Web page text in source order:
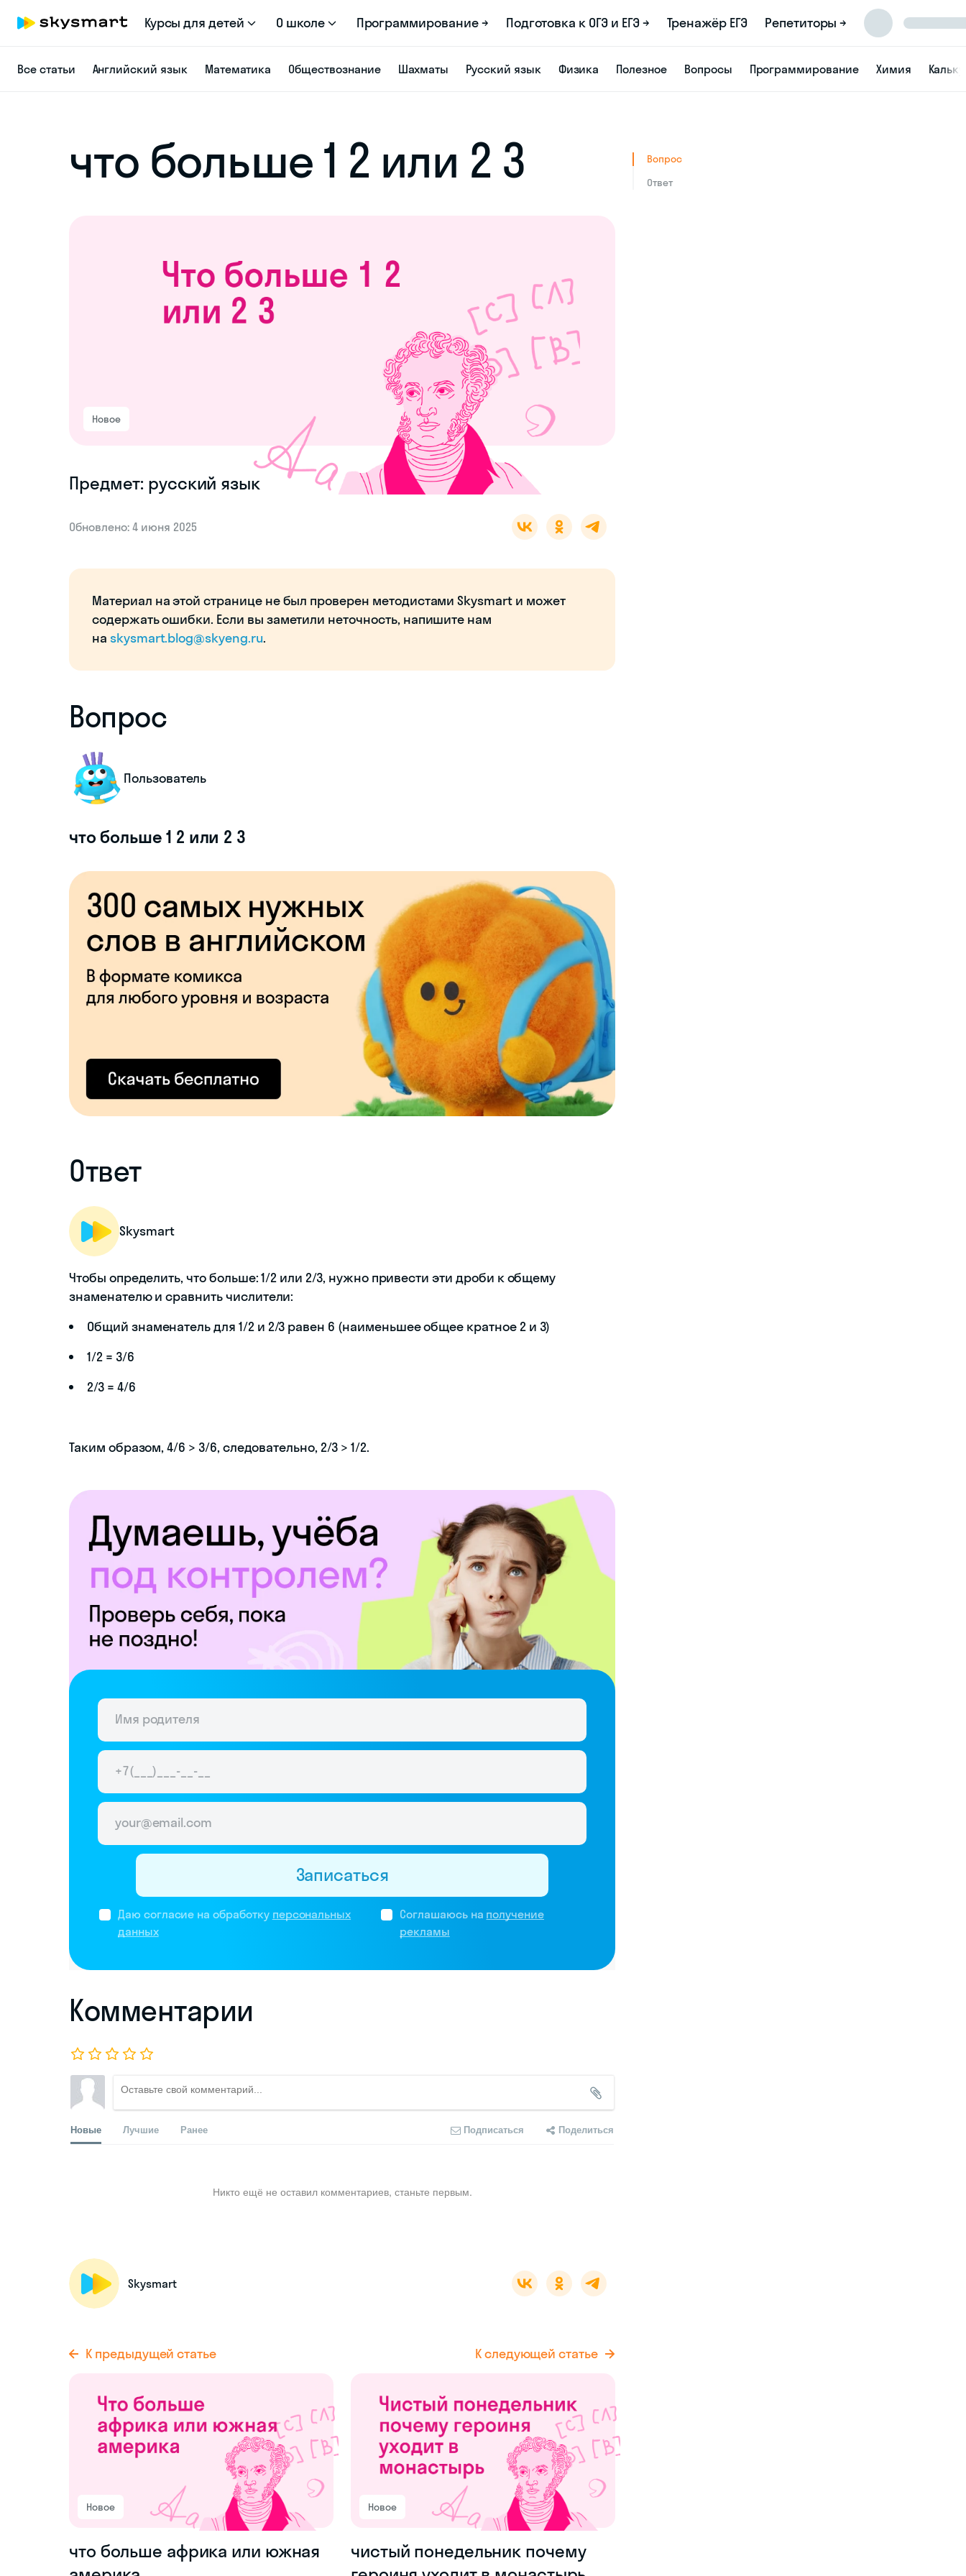
Курсы для детей О школе Программирование → Подготовка к ОГЭ и ЕГЭ → Тренажёр ЕГЭ Репетиторы →
Все статьи Английский язык Математика Обществознание Шахматы Русский язык Физика Полезное Вопросы Программирование Химия
что больше 1 2 или 2 3
Новое
Предмет: русский язык
Обновлено: 4 июня 2025
Материал на этой странице не был проверен методистами Skysmart и может
содержать ошибки. Если вы заметили неточность, напишите нам
на skysmart.blog@skyeng.ru.
Вопрос
Пользователь
что больше 1 2 или 2 3
Ответ
Skysmart
Чтобы определить, что больше: 1/2 или 2/3, нужно привести эти дроби к общему
знаменателю и сравнить числители:
Общий знаменатель для 1/2 и 2/3 равен 6 (наименьшее общее кратное 2 и 3)
1/2 = 3/6
2/3 = 4/6
Таким образом, 4/6 > 3/6, следовательно, 2/3 > 1/2.
Даю согласие на обработку персональных
данных
Соглашаюсь на получение
рекламы
Записаться
Комментарии
Новые Лучшие Ранее Подписаться Поделиться
Никто ещё не оставил комментариев, станьте первым.
Skysmart
К предыдущей статье
Новое
что больше африка или южная
К следующей статье
Новое
чистый понедельник почему
Вопрос
Ответ